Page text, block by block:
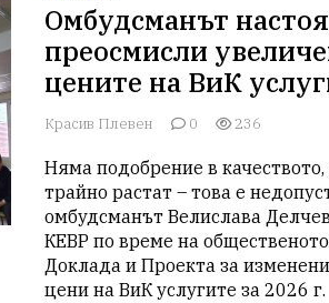
Омбудсманът
преосмисли
цените на ВиК
Красив Плевен 0 236
Няма подобрение в
трайно растат – това е
омбудсманът Велислава
КЕВР по време на
Доклада и Проекта за
цени на ВиК услугите за 2026 г.